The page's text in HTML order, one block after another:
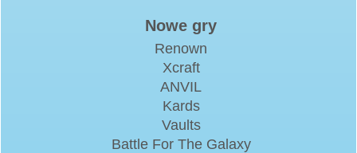
Nowe gry
Renown
Xcraft
ANVIL
Kards
Vaults
Battle For The Galaxy